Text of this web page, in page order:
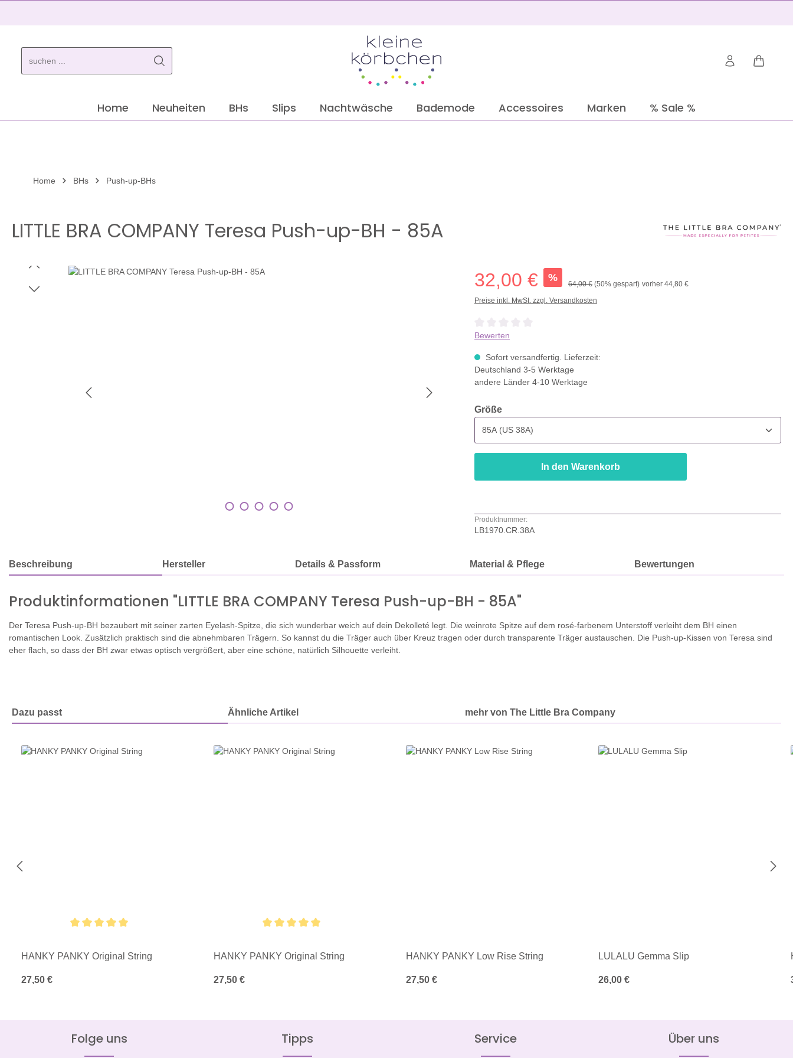
Home Neuheiten BHs Slips Nachtwäsche Bademode Accessoires Marken % Sale %
Home BHs Push-up-BHs
LITTLE BRA COMPANY Teresa Push-up-BH - 85A
Bildergalerie überspringen 32,00 € %
64,00 € (50% gespart) vorher 44,80 €
Preise inkl. MwSt. zzgl. Versandkosten
Durchschnittliche Bewertung von 0 von 5 Sternen
Bewerten
Sofort versandfertig. Lieferzeit:
Deutschland 3-5 Werktage
andere Länder 4-10 Werktage
Größeauswählen
In den Warenkorb
Produktnummer:
LB1970.CR.38A
Beschreibung Hersteller Details & Passform Material & Pflege Bewertungen
Produktinformationen "LITTLE BRA COMPANY Teresa Push-up-BH - 85A"
Der Teresa Push-up-BH bezaubert mit seiner zarten Eyelash-Spitze, die sich wunderbar weich auf dein Dekolleté legt. Die weinrote Spitze auf dem rosé-farbenem Unterstoff verleiht dem BH einen
romantischen Look. Zusätzlich praktisch sind die abnehmbaren Trägern. So kannst du die Träger auch über Kreuz tragen oder durch transparente Träger austauschen. Die Push-up-Kissen von Teresa sind
eher flach, so dass der BH zwar etwas optisch vergrößert, aber eine schöne, natürlich Silhouette verleiht.
Dazu passt Ähnliche Artikel mehr von The Little Bra Company
HANKY PANKY Original String
Regulärer Preis:
27,50 €
HANKY PANKY Original String
Regulärer Preis:
27,50 €
HANKY PANKY Low Rise String
Regulärer Preis:
27,50 €
LULALU Gemma Slip
Regulärer Preis:
26,00 €
Folge uns Tipps Service Über uns